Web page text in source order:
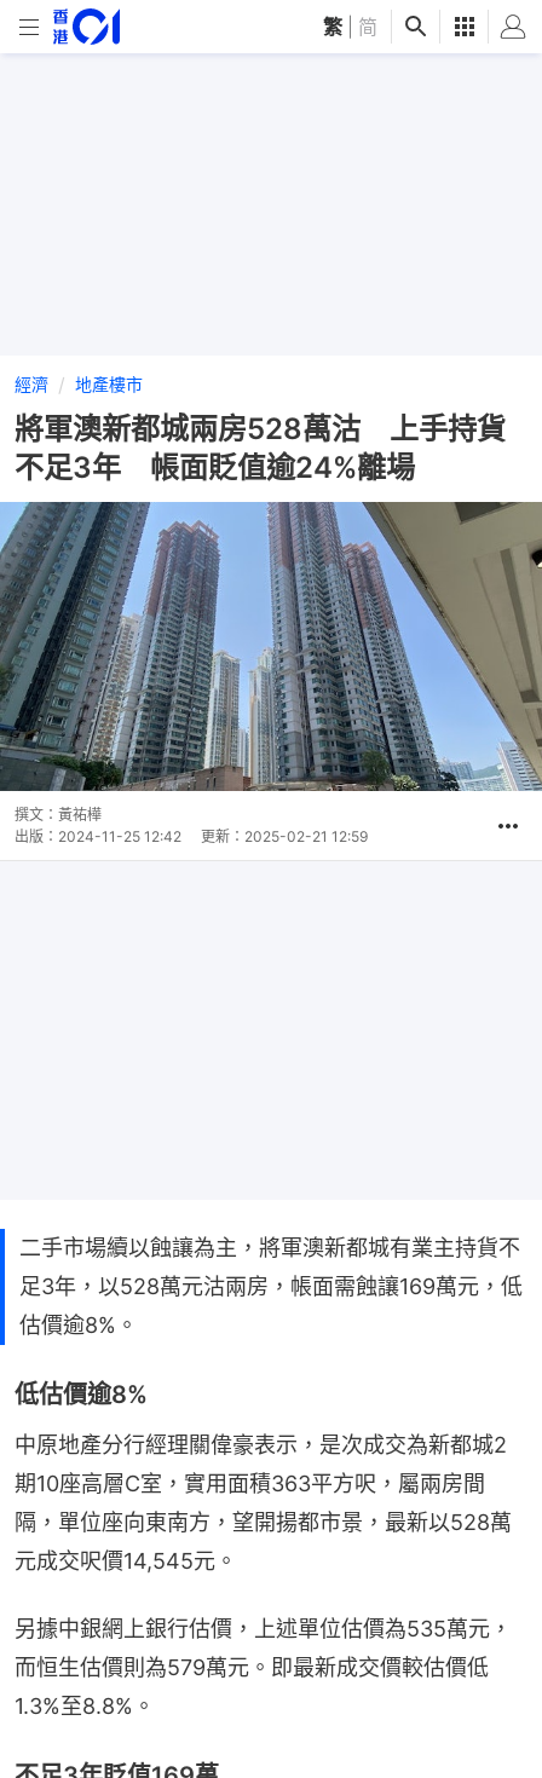
繁 简
經濟 地產樓市
將軍澳新都城兩房528萬沽 上手持貨
不足3年 帳面貶值逾24%離場
撰文： 黃祐樺
出版： 2024-11-25 12:42 更新： 2025-02-21 12:59
二手市場續以蝕讓為主，將軍澳新都城有業主持貨不
足3年，以528萬元沽兩房，帳面需蝕讓169萬元，低
估價逾8%。
低估價逾8%
中原地產分行經理關偉豪表示，是次成交為新都城2
期10座高層C室，實用面積363平方呎，屬兩房間
隔，單位座向東南方，望開揚都市景，最新以528萬
元成交呎價14,545元。
另據中銀網上銀行估價，上述單位估價為535萬元，
而恒生估價則為579萬元。即最新成交價較估價低
1.3%至8.8%。